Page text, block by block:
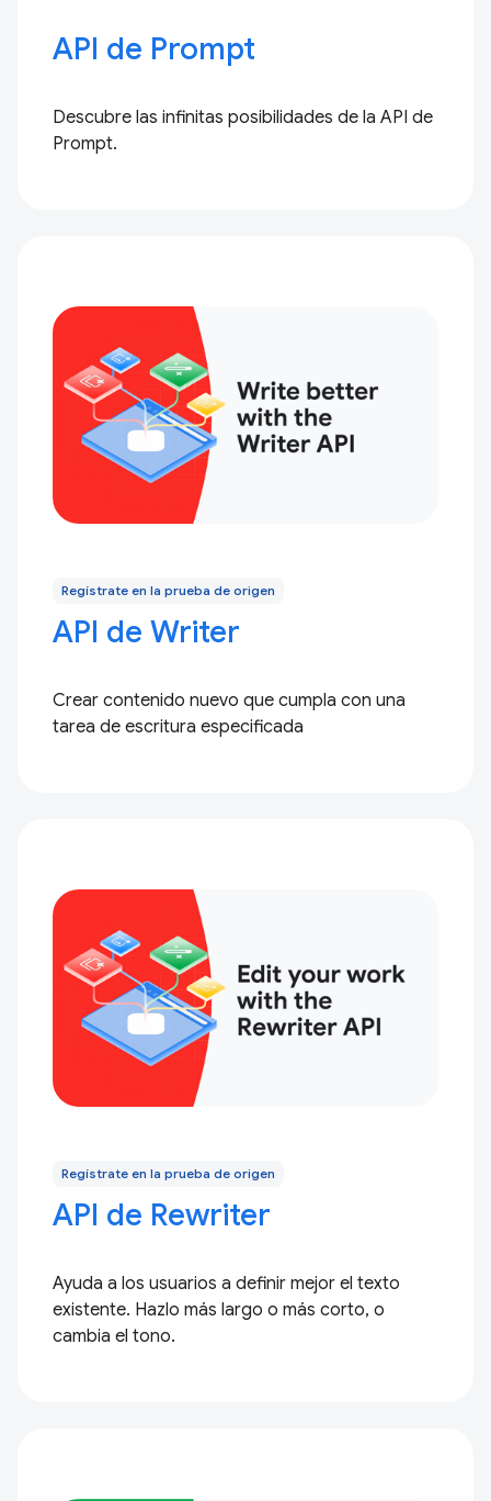
API de Prompt
Descubre las infinitas posibilidades de la API de
Prompt.
Regístrate en la prueba de origen
API de Writer
Crear contenido nuevo que cumpla con una
tarea de escritura especificada
Regístrate en la prueba de origen
API de Rewriter
Ayuda a los usuarios a definir mejor el texto
existente. Hazlo más largo o más corto, o
cambia el tono.